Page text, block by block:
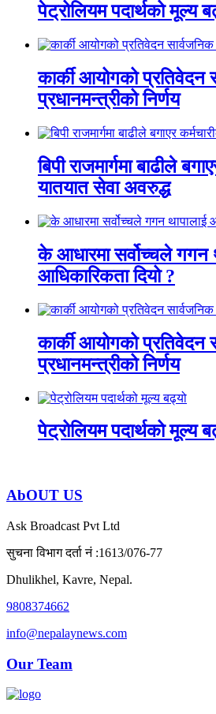
पेट्रोलियम पदार्थको मूल्य
कार्की आयोगको प्रतिवेदन
प्रधानमन्त्रीको निर्णय
बिपी राजमार्गमा बाढीले
यातयात सेवा अवरुद्ध
के आधारमा सर्वोच्चले गगन
आधिकारिकता दियो ?
कार्की आयोगको प्रतिवेदन
प्रधानमन्त्रीको निर्णय
पेट्रोलियम पदार्थको मूल्य
AbOUT US
Ask Broadcast Pvt Ltd
सुचना विभाग दर्ता नं :1613/076-77
Dhulikhel, Kavre, Nepal.
9808374662
info@nepalaynews.com
Our Team